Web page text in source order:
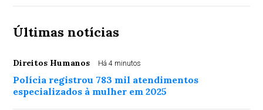
Últimas notícias
Direitos Humanos Há 4 minutos
Polícia registrou 783 mil atendimentos
especializados à mulher em 2025